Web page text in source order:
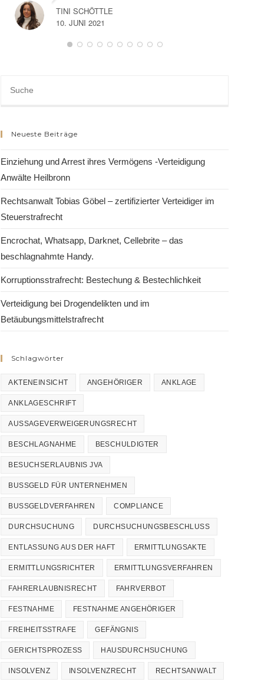
TINI SCHÖTTLE
10. JUNI 2021
Neueste Beiträge
Einziehung und Arrest ihres Vermögens -Verteidigung
Anwälte Heilbronn
Rechtsanwalt Tobias Göbel – zertifizierter Verteidiger im
Steuerstrafrecht
Encrochat, Whatsapp, Darknet, Cellebrite – das
beschlagnahmte Handy.
Korruptionsstrafrecht: Bestechung & Bestechlichkeit
Verteidigung bei Drogendelikten und im
Betäubungsmittelstrafrecht
Schlagwörter
AKTENEINSICHT ANGEHÖRIGER ANKLAGE
ANKLAGESCHRIFT
AUSSAGEVERWEIGERUNGSRECHT
BESCHLAGNAHME BESCHULDIGTER
BESUCHSERLAUBNIS JVA
BUSSGELD FÜR UNTERNEHMEN
BUSSGELDVERFAHREN COMPLIANCE
DURCHSUCHUNG DURCHSUCHUNGSBESCHLUSS
ENTLASSUNG AUS DER HAFT ERMITTLUNGSAKTE
ERMITTLUNGSRICHTER ERMITTLUNGSVERFAHREN
FAHRERLAUBNISRECHT FAHRVERBOT
FESTNAHME FESTNAHME ANGEHÖRIGER
FREIHEITSSTRAFE GEFÄNGNIS
GERICHTSPROZESS HAUSDURCHSUCHUNG
INSOLVENZ INSOLVENZRECHT RECHTSANWALT